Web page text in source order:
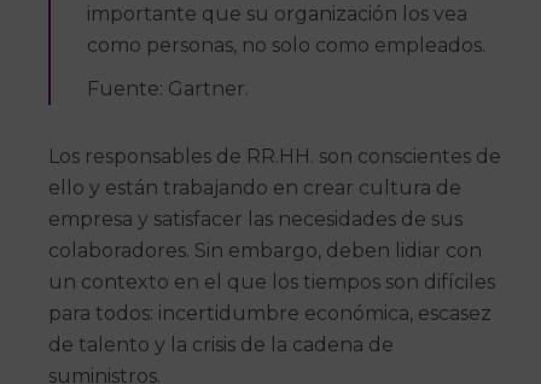
importante que su organización los vea
como personas, no solo como empleados.
Fuente: Gartner.
Los responsables de RR.HH. son conscientes de
ello y están trabajando en crear cultura de
empresa y satisfacer las necesidades de sus
colaboradores. Sin embargo, deben lidiar con
un contexto en el que los tiempos son difíciles
para todos: incertidumbre económica, escasez
de talento y la crisis de la cadena de
suministros.